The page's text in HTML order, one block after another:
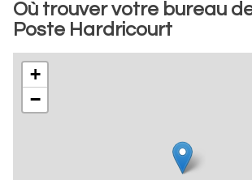
Où trouver votre bureau
Poste Hardricourt
+
−